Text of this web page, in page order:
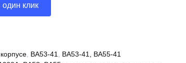
один клик
, ВА53-41
ВА53-41, ВА55-41